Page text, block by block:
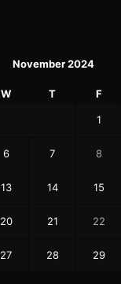
November 2024
W T F
1
6 7 8
13 14 15
20 21 22
27 28 29